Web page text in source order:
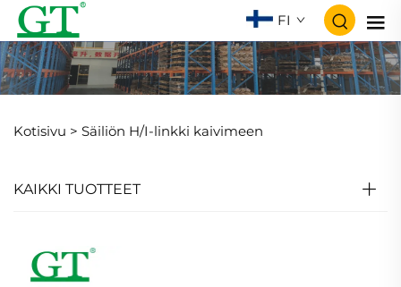
FI
Kotisivu > Säiliön H/I-linkki kaivimeen
KAIKKI TUOTTEET